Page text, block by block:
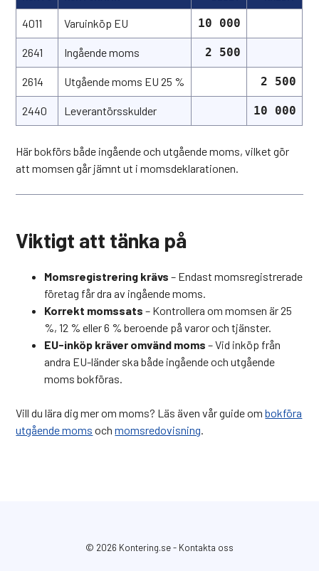
4011 Varuinköp EU 10 000
2641 Ingående moms 2 500
2614 Utgående moms EU 25 % 2 500
2440 Leverantörsskulder 10 000
Här bokförs både ingående och utgående moms, vilket gör
att momsen går jämnt ut i momsdeklarationen.
Viktigt att tänka på
Momsregistrering krävs – Endast momsregistrerade
företag får dra av ingående moms.
Korrekt momssats – Kontrollera om momsen är 25
%, 12 % eller 6 % beroende på varor och tjänster.
EU-inköp kräver omvänd moms – Vid inköp från
andra EU-länder ska både ingående och utgående
moms bokföras.
Vill du lära dig mer om moms? Läs även vår guide ombokföra
utgående moms ochmomsredovisning.
© 2026 Kontering.se- Kontakta oss